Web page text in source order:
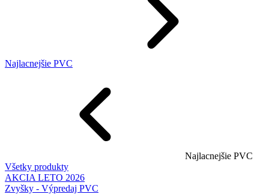
Najlacnejšie PVC
Najlacnejšie PVC
Všetky produkty
AKCIA LETO 2026
Zvyšky - Výpredaj PVC